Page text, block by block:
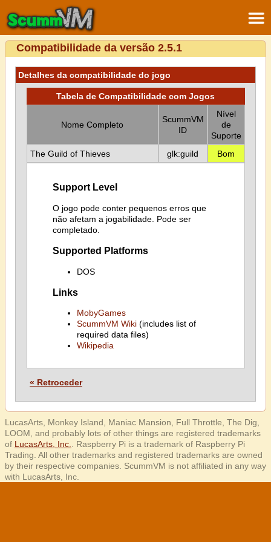
Compatibilidade da versão 2.5.1
Detalhes da compatibilidade do jogo
Tabela de Compatibilidade com Jogos
Nome Completo
ScummVM
ID
Nível
de
Suporte
The Guild of Thieves
glk:guild Bom
Support Level
O jogo pode conter pequenos erros que
não afetam a jogabilidade. Pode ser
completado.
Supported Platforms
DOS
Links
MobyGames
ScummVM Wiki(includes list of
required data files)
Wikipedia
« Retroceder
LucasArts, Monkey Island, Maniac Mansion, Full Throttle, The Dig,
LOOM, and probably lots of other things are registered trademarks
of LucasArts, Inc.
. Raspberry Pi is a trademark of Raspberry Pi
Trading. All other trademarks and registered trademarks are owned
by their respective companies. ScummVM is not affiliated in any way
with LucasArts, Inc.